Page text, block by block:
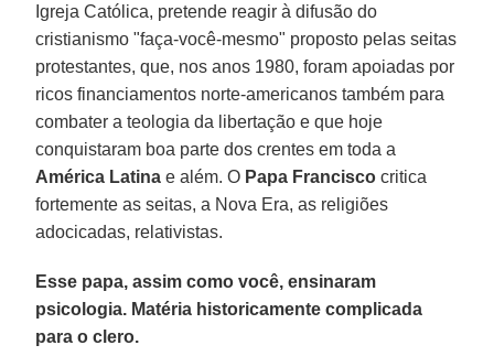
Igreja Católica, pretende reagir à difusão do
cristianismo "faça-você-mesmo" proposto pelas seitas
protestantes, que, nos anos 1980, foram apoiadas por
ricos financiamentos norte-americanos também para
combater a teologia da libertação e que hoje
conquistaram boa parte dos crentes em toda a
América Latina e além. O Papa Francisco critica
fortemente as seitas, a Nova Era, as religiões
adocicadas, relativistas.
Esse papa, assim como você, ensinaram
psicologia. Matéria historicamente complicada
para o clero.